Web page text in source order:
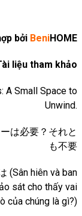
bởi BeniHOME
liệu tham khảo
A Small Space to
Unwind.
は必要？それと
も不要
(Sân hiên và ban
sát cho thấy vai
của chúng là gì?)